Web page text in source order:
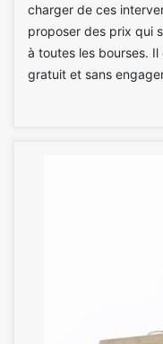
charger de ces
proposer des prix qui
à toutes les bourses.
gratuit et sans